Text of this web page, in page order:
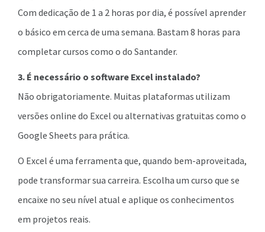
Com dedicação de 1 a 2 horas por dia, é possível aprender
o básico em cerca de uma semana. Bastam 8 horas para
completar cursos como o do Santander.
3. É necessário o software Excel instalado?
Não obrigatoriamente. Muitas plataformas utilizam
versões online do Excel ou alternativas gratuitas como o
Google Sheets para prática.
O Excel é uma ferramenta que, quando bem-aproveitada,
pode transformar sua carreira. Escolha um curso que se
encaixe no seu nível atual e aplique os conhecimentos
em projetos reais.